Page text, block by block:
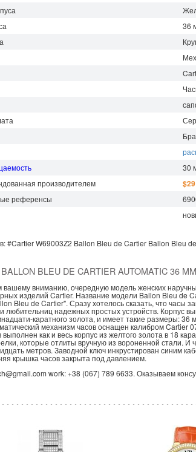
36
30
производителем
референсы
#CartierW69003Z2 Ballon Bleu de Cartier Ballon Bleu
BLEU DE CARTIER AUTOMATIC 36
вниманию, очередную модель женских
изделий Cartier. Название модели Ballon Bleu de
Bleu de Cartier". Сразу хотелось сказать, что часы
любительниц надежных простых устройств. Корпус
каратного золота, и имеет такие размеры:
механизм часов оснащен калибром Cartier
выполнен как и весь корпус из желтого золота в 18
которые отлиты вручную из вороненной стали.
метров. Заводной ключ инкрустирован синим
крышка часов закрыта под давлением.
work: +38 (067) 789 6633. Оказываем